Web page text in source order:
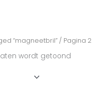
“magneetbril” / Pagina 2
wordt getoond